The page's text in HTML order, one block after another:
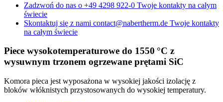
Zadzwoń do nas o +49 4298 922-0 Twoje kontakty na całym
świecie
Skontaktuj się z nami contact@nabertherm.de Twoje kontakty
na całym świecie
Piece wysokotemperaturowe do 1550 °C z
wysuwnym trzonem ogrzewane prętami SiC
Komora pieca jest wyposażona w wysokiej jakości izolację z
bloków włóknistych przystosowanych do wysokiej temperatury.